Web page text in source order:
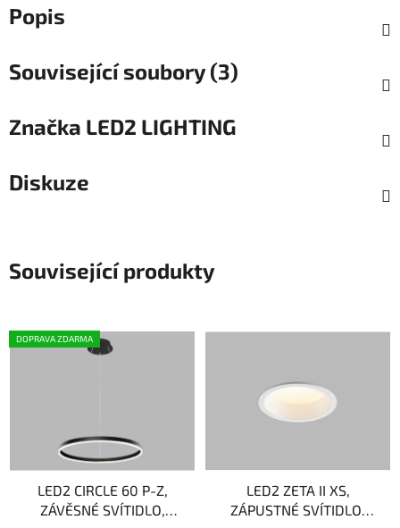
Popis
Související soubory (3)
Značka LED2 LIGHTING
Diskuze
Související produkty
DOPRAVA ZDARMA
LED2 CIRCLE 60 P-Z,
ZÁVĚSNÉ SVÍTIDLO,
LED2 ZETA II XS,
ZÁPUSTNÉ SVÍTIDLO,